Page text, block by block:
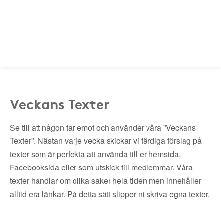
Veckans Texter
Se till att någon tar emot och använder våra ”Veckans
Texter”. Nästan varje vecka skickar vi färdiga förslag på
texter som är perfekta att använda till er hemsida,
Facebooksida eller som utskick till medlemmar. Våra
texter handlar om olika saker hela tiden men innehåller
alltid era länkar. På detta sätt slipper ni skriva egna texter.